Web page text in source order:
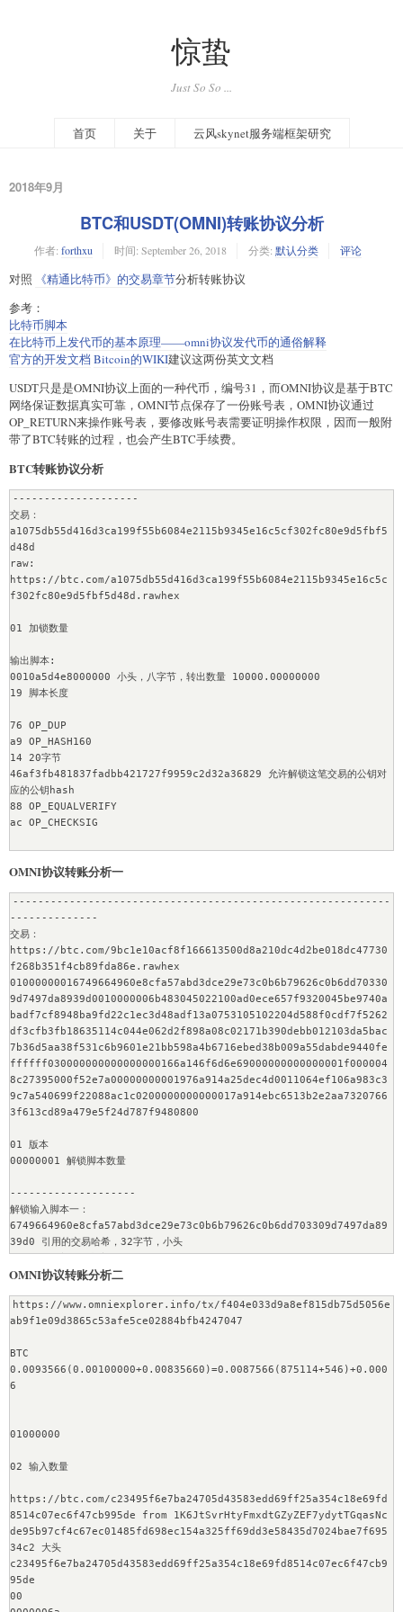
惊蛰
Just So So ...
首页 关于 云风skynet服务端框架研究
2018年9月
BTC和USDT(OMNI)转账协议分析
作者: forthxu 时间: September 26, 2018 分类: 默认分类 评论
对照 《精通比特币》的交易章节分析转账协议
参考：
比特币脚本
在比特币上发代币的基本原理——omni协议发代币的通俗解释
官方的开发文档 Bitcoin的WIKI建议这两份英文文档
USDT只是是OMNI协议上面的一种代币，编号31，而OMNI协议是基于BTC
网络保证数据真实可靠，OMNI节点保存了一份账号表，OMNI协议通过
OP_RETURN来操作账号表，要修改账号表需要证明操作权限，因而一般附
带了BTC转账的过程，也会产生BTC手续费。
BTC转账协议分析
--------------------
交易：
a1075db55d416d3ca199f55b6084e2115b9345e16c5cf302fc80e9d5fbf5
d48d
raw:
https://btc.com/a1075db55d416d3ca199f55b6084e2115b9345e16c5c
f302fc80e9d5fbf5d48d.rawhex
01 加锁数量
输出脚本:
0010a5d4e8000000 小头，八字节，转出数量 10000.00000000
19 脚本长度
76 OP_DUP
a9 OP_HASH160
14 20字节
46af3fb481837fadbb421727f9959c2d32a36829 允许解锁这笔交易的公钥对
应的公钥hash
88 OP_EQUALVERIFY
ac OP_CHECKSIG
00000000 LockTime
--------------------
--------------------
交易：
cca7507897abc89628f450e8b1e0c6fca4ec3f7b34cccf55f3f531c659ff
4d79
raw：
https://btc.com/cca7507897abc89628f450e8b1e0c6fca4ec3f7b34cc
cf55f3f531c659ff4d79.rawhex
01000000018dd4f5fbd5e980fc02f35c6ce145935b11e284605bf599a13c
6d415db55d07a1000000008b4830450221009908144ca6539e09512b9295
c8a27050d478fbb96f8addbc3d075544dc41328702201aa528be2b907d31
6d2da068dd9eb1e23243d97e444d59290d2fddf25269ee0e0141042e930f
39ba62c6534ee98ed20ca98959d34aa9e057cda01cfd422c6bab3667b764
26529382c23f42b9b08d7832d4fee1d6b437a8526e59667ce9c4e9dcebca
54cf39986027501b88ac009f0a5362000000434104cd5e9726e6afeae357
b1806be25a4c3d3811775835d235417ea746b7db9eeab33cf01674b944c6
--------------------
01000000 版本
01 输入脚本数量
--------------------
解锁输入脚本一：P2PKH（Pay-to-Public-Key-Hash）
8dd4f5fbd5e980fc02f35c6ce145935b11e284605bf599a13c6d415db55d
07a1 引用的交易哈希，32字节，小头
00 引用的交易输出索引
签名：
30450221009908144ca6539e09512b9295c8a27050d478fbb96f8addbc3d
4d59290d2fddf25269ee0e 签名
01 签名类型
公钥：Hash160(46af3fb481837fadbb421727f9959c2d32a36829)
Address(17SkEw2md5avVNyYgj6RiXuQKNwkXaxFyQ)
41 公钥长度
04 公钥版本
OMNI协议转账分析一
------------------------------------------------------------
--------------
交易：
https://btc.com/9bc1e10acf8f166613500d8a210dc4d2be018dc47730
f268b351f4cb89fda86e.rawhex
01000000016749664960e8cfa57abd3dce29e73c0b6b79626c0b6dd70330
9d7497da8939d0010000006b483045022100ad0ece657f9320045be9740a
badf7cf8948ba9fd22c1ec3d48adf13a0753105102204d588f0cdf7f5262
df3cfb3fb18635114c044e062d2f898a08c02171b390debb012103da5bac
7b36d5aa38f531c6b9601e21bb598a4b6716ebed38b009a55dabde9440fe
ffffff030000000000000000166a146f6d6e69000000000000001f000004
8c27395000f52e7a00000000001976a914a25dec4d0011064ef106a983c3
9c7a540699f22088ac1c0200000000000017a914ebc6513b2e2aa7320766
3f613cd89a479e5f24d787f9480800
01 版本
00000001 解锁脚本数量
--------------------
解锁输入脚本一：
6749664960e8cfa57abd3dce29e73c0b6b79626c0b6dd703309d7497da89
39d0 引用的交易哈希，32字节，小头
01 引用的交易输出索引
0000006b 脚本长度
3045022100ad0ece657f9320045be9740abadf7cf8948ba9fd22c1ec3d48
adf13a0753105102204d588f0cdf7f5262df3cfb3fb18635114c044e062d
21 公钥长度33
03da5bac7b36d5aa38f531c6b9601e21bb598a4b6716ebed38b009a55dab
de9440
03 输出脚本数量
加锁输出脚本一：
16 锁定脚本长度22
6a OP_RETURN 标记交易无效
14 长度20
6f6d6e69
000000000000001f 31USDT
0000048c27395000 50000.00000000
--------------------
OMNI协议转账分析二
https://www.omniexplorer.info/tx/f404e033d9a8ef815db75d5056e
ab9f1e09d3865c53afe5ce02884bfb4247047
BTC
0.0093566(0.00100000+0.00835660)=0.0087566(875114+546)+0.000
6
01000000
02 输入数量
https://btc.com/c23495f6e7ba24705d43583edd69ff25a354c18e69fd
8514c07ec6f47cb995de from 1K6JtSvrHtyFmxdtGZyZEF7ydytTGqasNc
de95b97cf4c67ec01485fd698ec154a325ff69dd3e58435d7024bae7f695
34c2 大头
c23495f6e7ba24705d43583edd69ff25a354c18e69fd8514c07ec6f47cb9
95de
00